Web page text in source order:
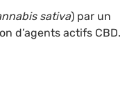
sativa) par un
d’agents actifs CBD.